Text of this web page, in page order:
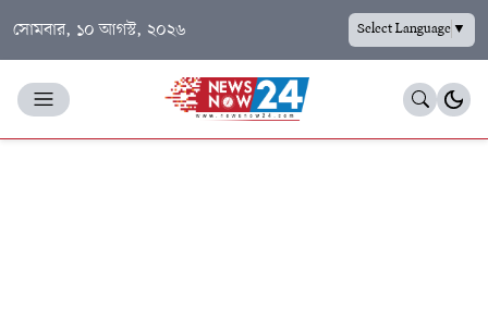
সোমবার, ১০ আগস্ট, ২০২৬ Select Language▼